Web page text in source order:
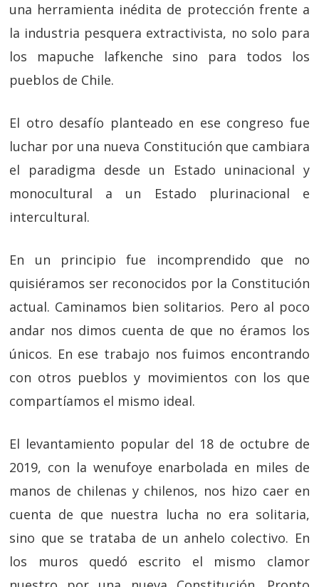
una herramienta inédita de protección frente a
la industria pesquera extractivista, no solo para
los mapuche lafkenche sino para todos los
pueblos de Chile.
El otro desafío planteado en ese congreso fue
luchar por una nueva Constitución que cambiara
el paradigma desde un Estado uninacional y
monocultural a un Estado plurinacional e
intercultural.
En un principio fue incomprendido que no
quisiéramos ser reconocidos por la Constitución
actual. Caminamos bien solitarios. Pero al poco
andar nos dimos cuenta de que no éramos los
únicos. En ese trabajo nos fuimos encontrando
con otros pueblos y movimientos con los que
compartíamos el mismo ideal.
El levantamiento popular del 18 de octubre de
2019, con la wenufoye enarbolada en miles de
manos de chilenas y chilenos, nos hizo caer en
cuenta de que nuestra lucha no era solitaria,
sino que se trataba de un anhelo colectivo. En
los muros quedó escrito el mismo clamor